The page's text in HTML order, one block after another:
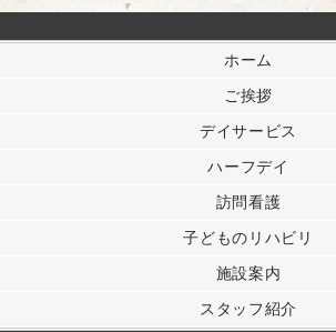
ホーム
ご挨拶
デイサービス
ハーフデイ
訪問看護
子どものリハビリ
施設案内
スタッフ紹介